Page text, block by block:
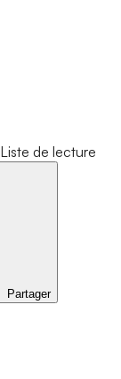
Liste de lecture
Partager